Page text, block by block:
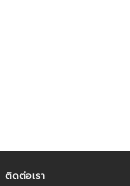
ติดต่อเรา